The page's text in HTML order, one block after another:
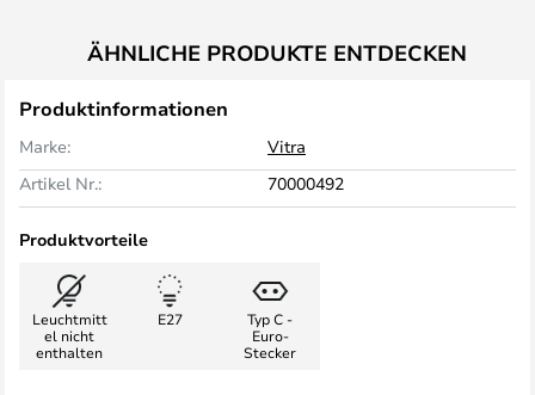
ÄHNLICHE PRODUKTE ENTDECKEN
Produktinformationen
Marke:
Vitra
Artikel Nr.:
70000492
Produktvorteile
Leuchtmitt
el nicht
enthalten
E27
Typ C -
Euro-
Stecker